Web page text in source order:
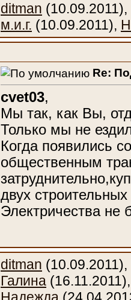
ditman (10.09.2011),
м.и.г. (10.09.2011),
Re:
cvet03,
Мы так, как Вы,
Только мы не
Когда появились
общественным
двух
Электричества не
ditman (10.09.2011),
Галина